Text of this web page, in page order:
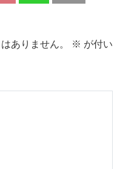
ありません。 ※ が付い